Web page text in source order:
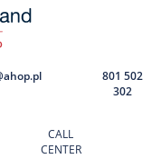
CALL
CENTER
801 502
302